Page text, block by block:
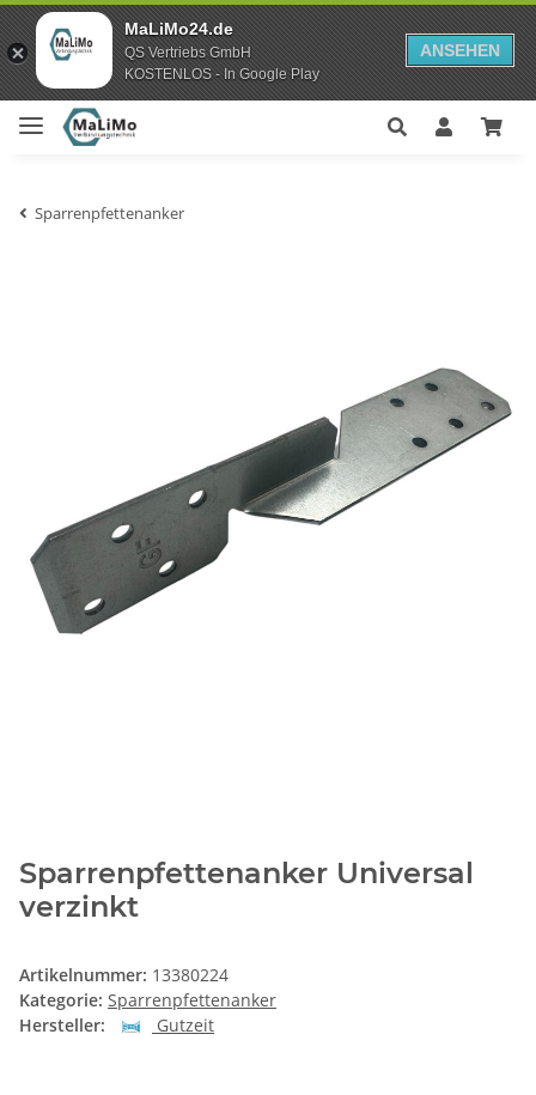
MaLiMo24.de
QS Vertriebs GmbH
KOSTENLOS - In Google Play
ANSEHEN
Sparrenpfettenanker
Sparrenpfettenanker Universal
verzinkt
Artikelnummer: 13380224
Kategorie: Sparrenpfettenanker
Hersteller:
Gutzeit